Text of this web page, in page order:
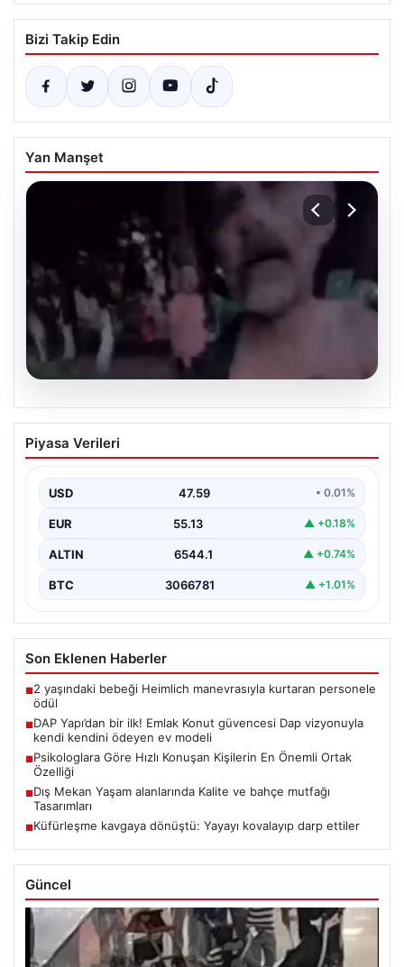
Bizi Takip Edin
Yan Manşet
Küfürleşme kavgaya dönüştü: Yayayı
kovalayıp darp ettiler
Yayaya Saldırı”, “content”: “ İstanbul’un Beylikdüzü…
Piyasa Verileri
USD 47.59 • 0.01%
EUR 55.13 ▲ +0.18%
ALTIN 6544.1 ▲ +0.74%
BTC 3066781 ▲ +1.01%
Son Eklenen Haberler
■2 yaşındaki bebeği Heimlich manevrasıyla kurtaran personele
ödül
■DAP Yapı’dan bir ilk! Emlak Konut güvencesi Dap vizyonuyla
kendi kendini ödeyen ev modeli
■Psikologlara Göre Hızlı Konuşan Kişilerin En Önemli Ortak
Özelliği
■Dış Mekan Yaşam alanlarında Kalite ve bahçe mutfağı
Tasarımları
■Küfürleşme kavgaya dönüştü: Yayayı kovalayıp darp ettiler
Güncel